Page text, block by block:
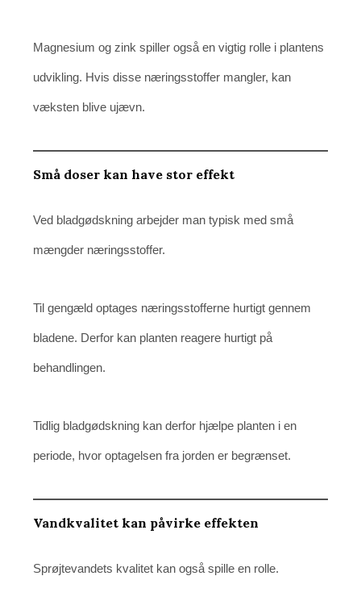
Magnesium og zink spiller også en vigtig rolle i plantens
udvikling. Hvis disse næringsstoffer mangler, kan
væksten blive ujævn.
Små doser kan have stor effekt
Ved bladgødskning arbejder man typisk med små
mængder næringsstoffer.
Til gengæld optages næringsstofferne hurtigt gennem
bladene. Derfor kan planten reagere hurtigt på
behandlingen.
Tidlig bladgødskning kan derfor hjælpe planten i en
periode, hvor optagelsen fra jorden er begrænset.
Vandkvalitet kan påvirke effekten
Sprøjtevandets kvalitet kan også spille en rolle.